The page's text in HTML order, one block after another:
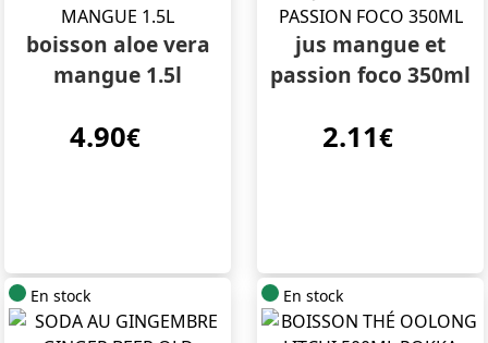
boisson aloe vera
mangue 1.5l
4.90€
jus mangue et
passion foco 350ml
2.11€
En stock En stock